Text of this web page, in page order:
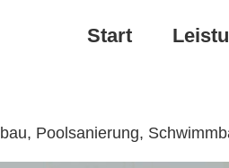
Start
Poolsanierung,